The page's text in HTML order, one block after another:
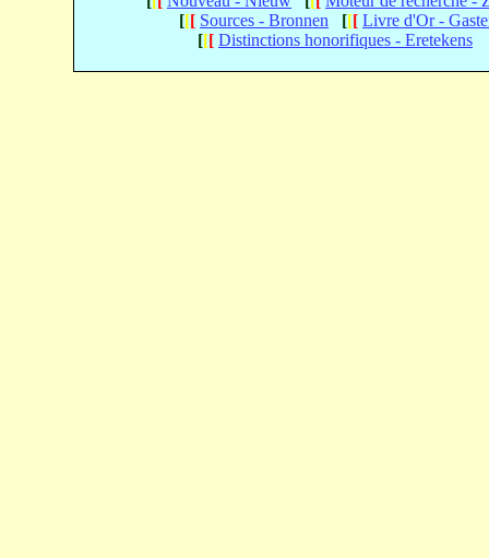
[[[ Sources - Bronnen [[[ Livre d'Or -
[[[ Distinctions honorifiques - Eretekens